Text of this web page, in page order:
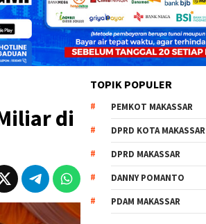
di
TOPIK POPULER
PEMKOT MAKASSAR
DPRD KOTA MAKASSAR
DPRD MAKASSAR
DANNY POMANTO
PDAM MAKASSAR